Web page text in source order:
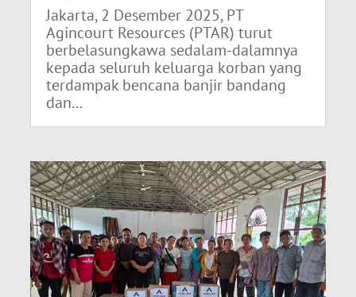
Jakarta, 2 Desember 2025, PT
Agincourt Resources (PTAR) turut
berbelasungkawa sedalam-dalamnya
kepada seluruh keluarga korban yang
terdampak bencana banjir bandang
dan...